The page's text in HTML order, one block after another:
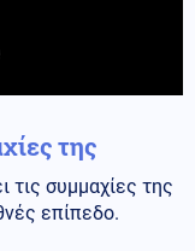
της
τις συμμαχίες της
επίπεδο.